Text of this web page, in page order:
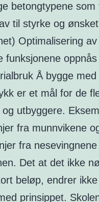
betongtypene som
til styrke og
Optimalisering
funksjonene
Å bygge
er et mål for de
og utbyggere.
fra munnvikene
fra
Det at det ikke
beløp, endrer
prinsippet.